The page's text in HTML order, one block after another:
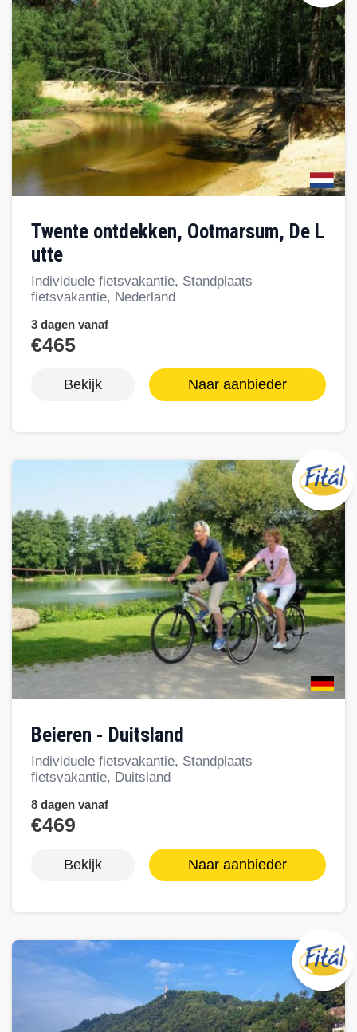
Twente ontdekken, Ootmarsum, De L
utte
Individuele fietsvakantie, Standplaats
fietsvakantie, Nederland
3 dagen vanaf
€465
Bekijk Naar aanbieder
Beieren - Duitsland
Individuele fietsvakantie, Standplaats
fietsvakantie, Duitsland
8 dagen vanaf
€469
Bekijk Naar aanbieder